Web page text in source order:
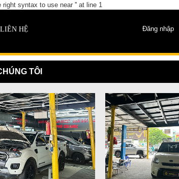
right syntax to use near '' at line 1
Đăng nhập
LIÊN HỆ
TÔI